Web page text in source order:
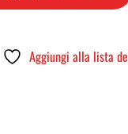
Aggiungi alla lista